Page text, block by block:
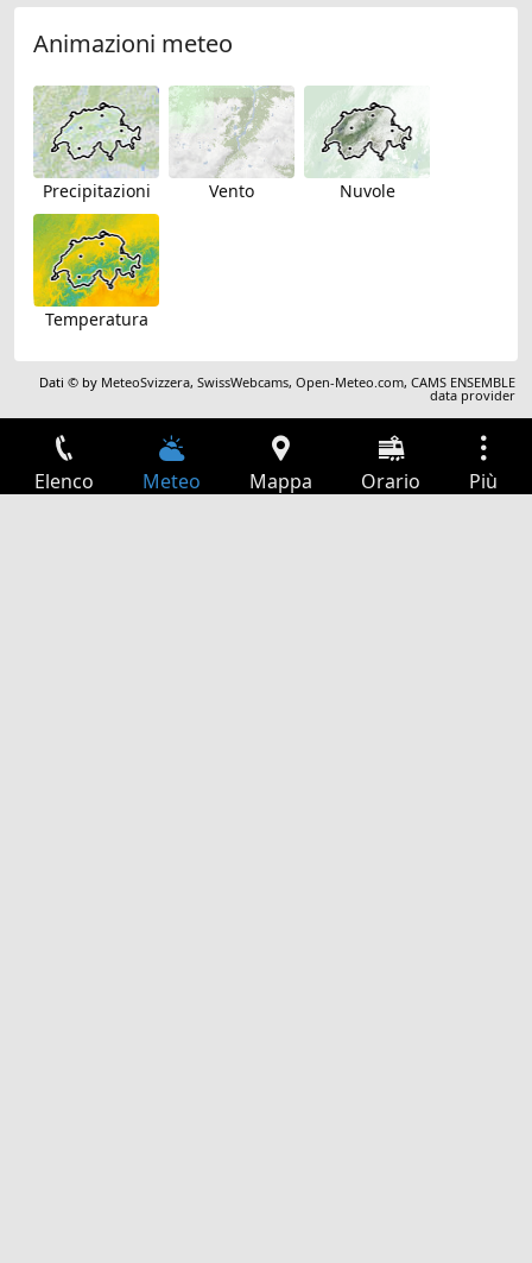
Animazioni meteo
Precipitazioni Vento Nuvole
Temperatura
Dati © by MeteoSvizzera,SwissWebcams,Open-Meteo.com,CAMS ENSEMBLE
data provider
Elenco Meteo Mappa Orario Più